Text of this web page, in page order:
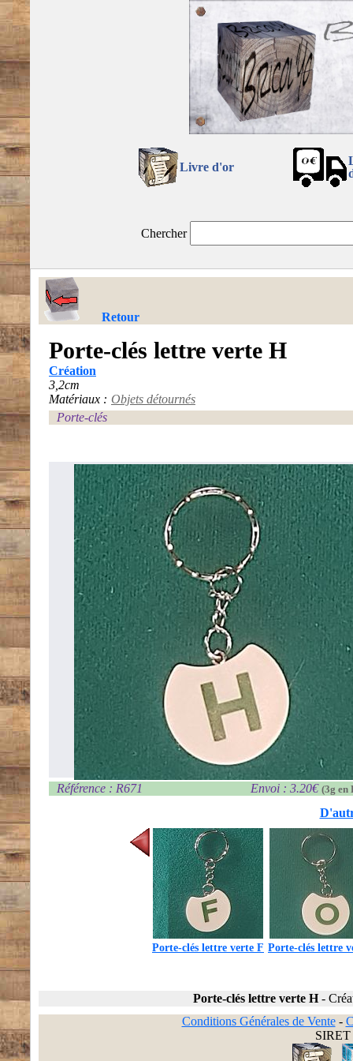
Livre d'or
Chercher
Retour
Porte-clés lettre verte H
Création
3,2cm
Matériaux : Objets détournés
Porte-clés
Référence : R671 Envoi : 3.20€ (3g en
Porte-clés lettre verte F Porte-clés lettre
Porte-clés lettre verte H-
Conditions Générales de Vente-
SIRET